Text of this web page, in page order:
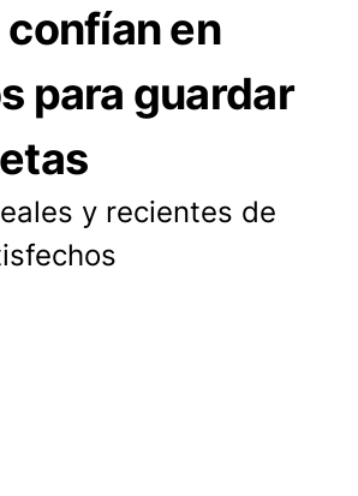
confían en
para guardar
y recientes de